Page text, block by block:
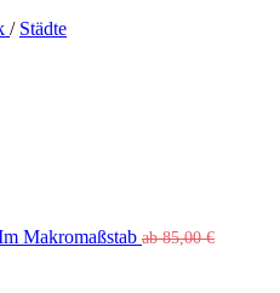
/ Städte
Makromaßstab ab85,00€